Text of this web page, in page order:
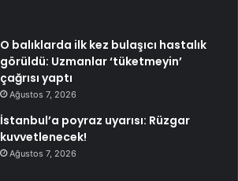
O balıklarda ilk kez bulaşıcı hastalık
görüldü: Uzmanlar ‘tüketmeyin’
çağrısı yaptı
Ağustos 7, 2026
İstanbul’a poyraz uyarısı: Rüzgar
kuvvetlenecek!
Ağustos 7, 2026